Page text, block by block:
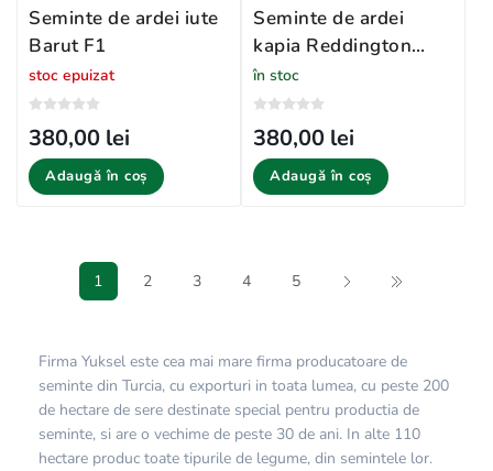
Seminte de ardei iute
Barut F1
stoc epuizat
380,00 lei
Adaugă în coș
Seminte de ardei
kapia Reddington
(Armageddon) F1
în stoc
380,00 lei
Adaugă în coș
1 2 3 4 5
Firma Yuksel este cea mai mare firma producatoare de
seminte din Turcia, cu exporturi in toata lumea, cu peste 200
de hectare de sere destinate special pentru productia de
seminte, si are o vechime de peste 30 de ani. In alte 110
hectare produc toate tipurile de legume, din semintele lor.